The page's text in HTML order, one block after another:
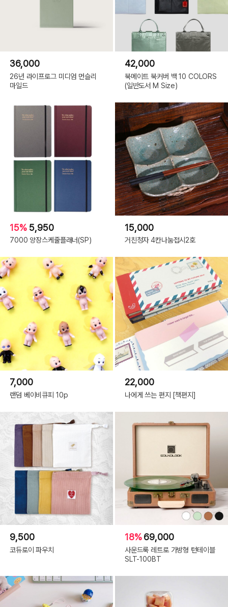
36,000
26년 라이프로그 미디엄 먼슬리
마일드
42,000
북메이트 북커버 백 10 COLORS
(일반도서 M Size)
15% 5,950
7000 양장스케줄플래너(SP)
15,000
거친청자 4칸나눔접시2호
7,000
랜덤 베이비큐피 10p
22,000
나에게 쓰는 편지 [책편지]
9,500
코듀로이 파우치
18%69,000
사운드룩 레트로 가방형 턴테이블
SLT-100BT